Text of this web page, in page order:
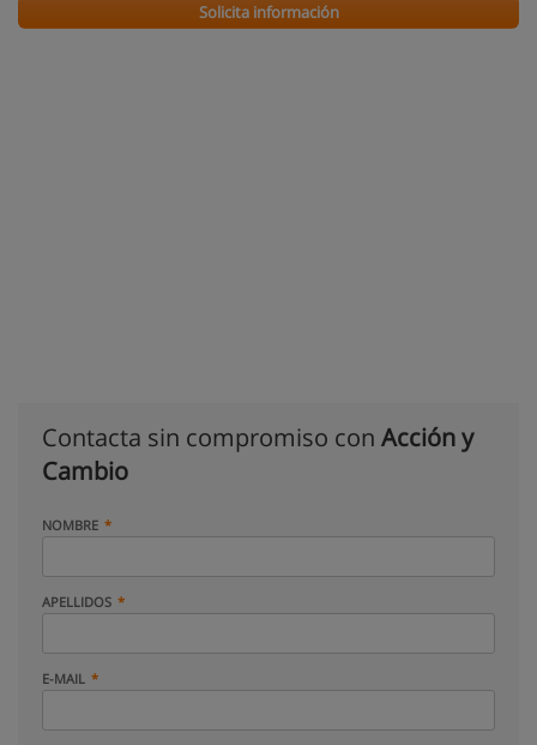
Solicita información
Contacta sin compromiso con Acción y
Cambio
NOMBRE
APELLIDOS
E-MAIL